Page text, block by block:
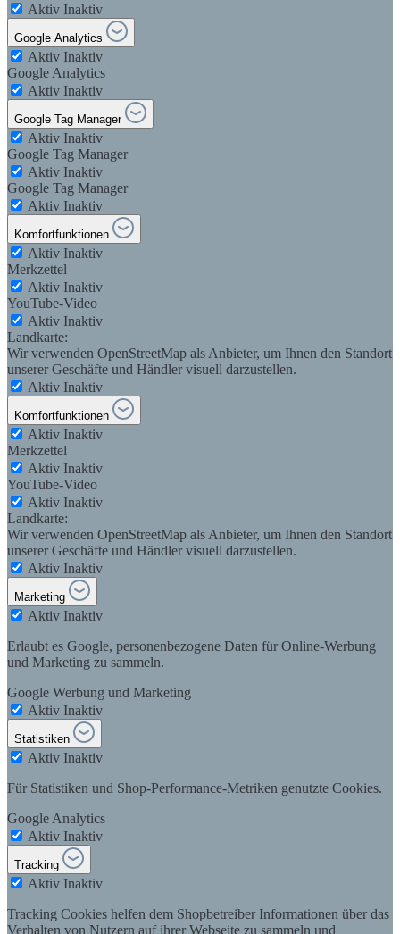
Aktiv Inaktiv
Google Analytics
Aktiv Inaktiv
Google Analytics
Aktiv Inaktiv
Google Tag Manager
Aktiv Inaktiv
Google Tag Manager
Aktiv Inaktiv
Google Tag Manager
Aktiv Inaktiv
Komfortfunktionen
Aktiv Inaktiv
Merkzettel
Aktiv Inaktiv
YouTube-Video
Aktiv Inaktiv
Landkarte:
Wir verwenden OpenStreetMap als Anbieter, um Ihnen den Standort
unserer Geschäfte und Händler visuell darzustellen.
Aktiv Inaktiv
Komfortfunktionen
Aktiv Inaktiv
Merkzettel
Aktiv Inaktiv
YouTube-Video
Aktiv Inaktiv
Landkarte:
Wir verwenden OpenStreetMap als Anbieter, um Ihnen den Standort
unserer Geschäfte und Händler visuell darzustellen.
Aktiv Inaktiv
Marketing
Aktiv Inaktiv
Erlaubt es Google, personenbezogene Daten für Online-Werbung
und Marketing zu sammeln.
Google Werbung und Marketing
Aktiv Inaktiv
Statistiken
Aktiv Inaktiv
Für Statistiken und Shop-Performance-Metriken genutzte Cookies.
Google Analytics
Aktiv Inaktiv
Tracking
Aktiv Inaktiv
Tracking Cookies helfen dem Shopbetreiber Informationen über das
Verhalten von Nutzern auf ihrer Webseite zu sammeln und